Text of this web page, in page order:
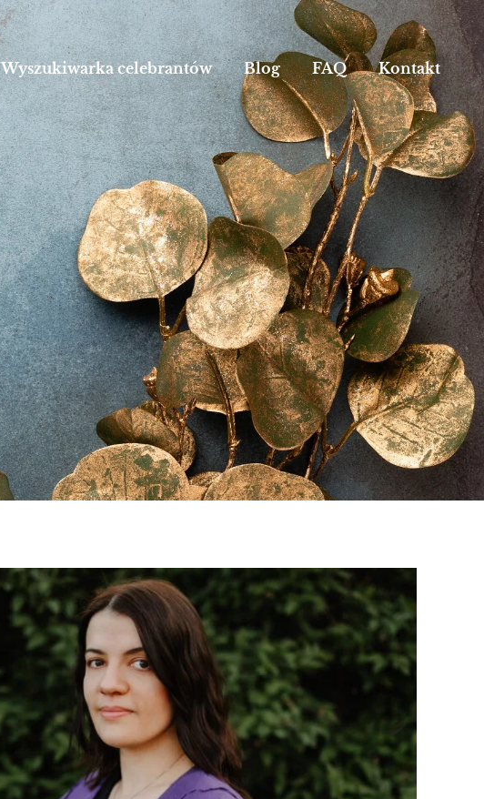
Wyszukiwarka celebrantów Blog FAQ Kontakt